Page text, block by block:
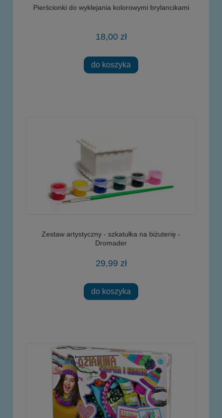
Pierścionki do wyklejania kolorowymi brylancikami
18,00 zł
do koszyka
Zestaw artystyczny - szkatułka na biżuterię -
Dromader
29,99 zł
do koszyka